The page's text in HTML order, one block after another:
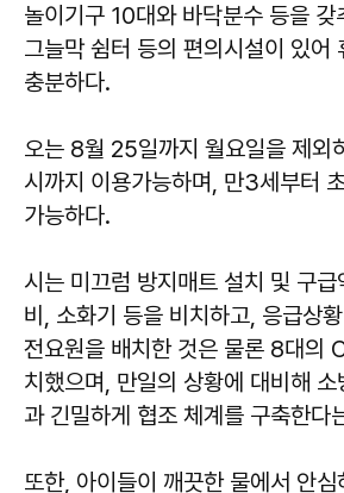
놀이기구 10대와 바닥분수 등을 갖
그늘막 쉼터 등의 편의시설이 있어
충분하다.
오는 8월 25일까지 월요일을 제외
시까지 이용가능하며, 만3세부터
가능하다.
시는 미끄럼 방지매트 설치 및 구
비, 소화기 등을 비치하고, 응급상
전요원을 배치한 것은 물론 8대의
치했으며, 만일의 상황에 대비해
과 긴밀하게 협조 체계를 구축한다
또한, 아이들이 깨끗한 물에서 안